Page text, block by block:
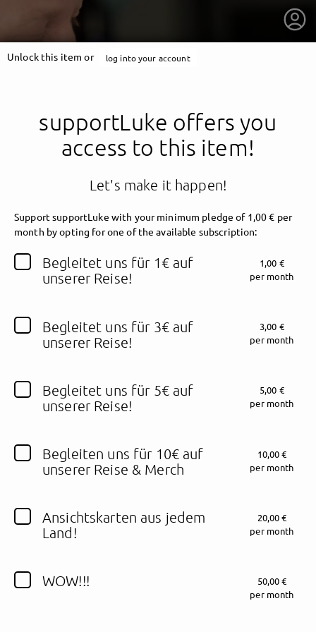
getnext to supportLuke
About Posts
Unlock this item or log into your account
supportLuke offers you
access to this item!
Let's make it happen!
Support supportLuke with your minimum pledge of 1,00 € per
month by opting for one of the available subscription:
Begleitet uns für 1€ auf
unserer Reise!
1,00 €
per month
Begleitet uns für 3€ auf
unserer Reise!
3,00 €
per month
Begleitet uns für 5€ auf
unserer Reise!
5,00 €
per month
Begleiten uns für 10€ auf
unserer Reise & Merch
10,00 €
per month
Ansichtskarten aus jedem
Land!
20,00 €
per month
WOW!!!
50,00 €
per month
Follow
and immediately